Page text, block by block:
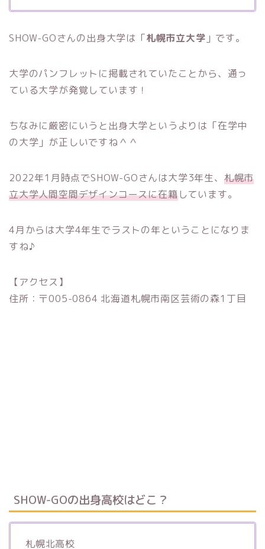
SHOW-GOさんの出身大学は「札幌市立大学 」です。
大学のパンフレットに掲載されていたことから、通っ
ている大学が発覚しています！
ちなみに厳密にいうと出身大学というよりは「在学中
の大学」が正しいですね＾＾
2022年1月時点でSHOW-GOさんは大学3年生、 札幌市
立大学人間空間デザインコースに在籍しています。
4月からは大学4年生でラストの年ということになりま
すね♪
【アクセス】
住所：〒005-0864 北海道札幌市南区芸術の森1丁目
SHOW-GOの出身高校はどこ？
札幌北高校